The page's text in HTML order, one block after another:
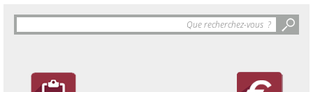
Objet
de